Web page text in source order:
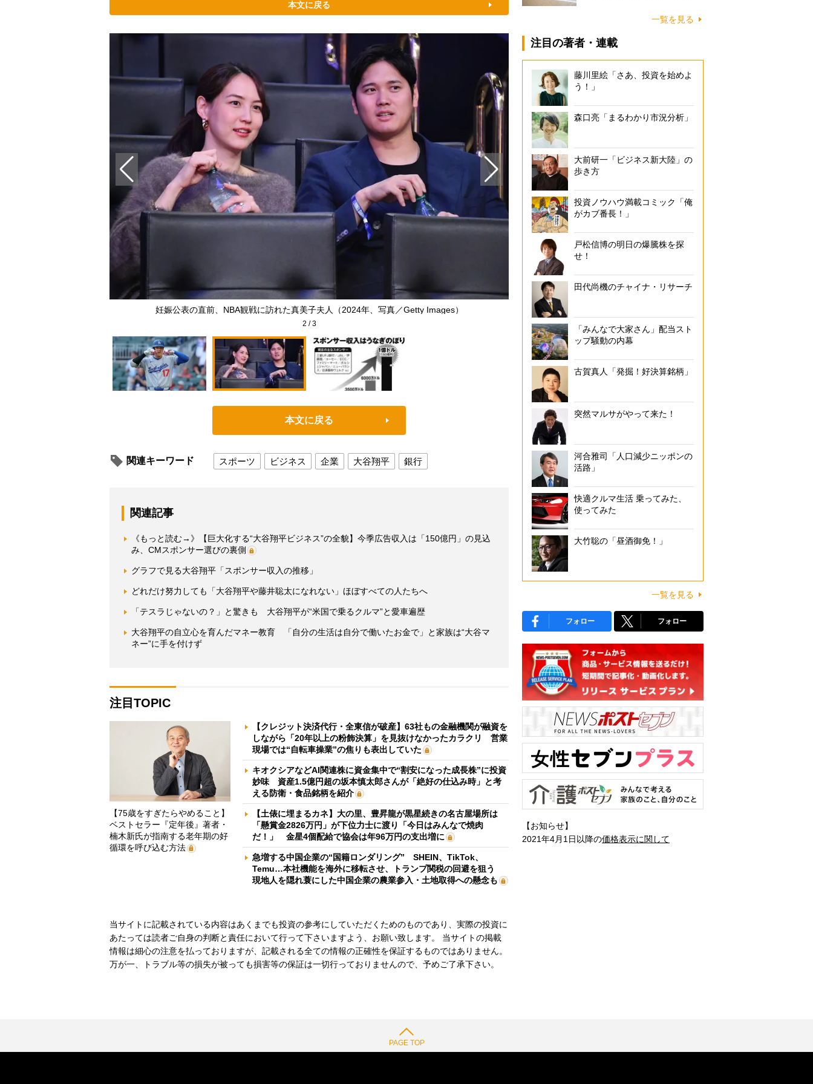
本文に戻る
妊娠公表の直前、NBA観戦に訪れた真美子夫人（2024年、写真／Getty Images）
2 /3
本文に戻る
関連キーワード スポーツ ビジネス 企業 大谷翔平 銀行
関連記事
《もっと読む→》【巨大化する“大谷翔平ビジネス”の全貌】今季広告収入は「150億円」の見込
み、CMスポンサー選びの裏側
グラフで見る大谷翔平「スポンサー収入の推移」
どれだけ努力しても「大谷翔平や藤井聡太になれない」ほぼすべての人たちへ
「テスラじゃないの？」と驚きも 大谷翔平が“米国で乗るクルマ”と愛車遍歴
大谷翔平の自立心を育んだマネー教育 「自分の生活は自分で働いたお金で」と家族は“大谷マ
ネー”に手を付けず
注目TOPIC
【75歳をすぎたらやめること】
ベストセラー『定年後』著者・
楠木新氏が指南する老年期の好
循環を呼び込む方法
【クレジット決済代行・全東信が破産】63社もの金融機関が融資を
しながら「20年以上の粉飾決算」を見抜けなかったカラクリ 営業
現場では“自転車操業”の焦りも表出していた
キオクシアなどAI関連株に資金集中で“割安になった成長株”に投資
妙味 資産1.5億円超の坂本慎太郎さんが「絶好の仕込み時」と考
える防衛・食品銘柄を紹介
【土俵に埋まるカネ】大の里、豊昇龍が黒星続きの名古屋場所は
「懸賞金2826万円」が下位力士に渡り「今日はみんなで焼肉
だ！」 金星4個配給で協会は年96万円の支出増に
急増する中国企業の“国籍ロンダリング” SHEIN、TikTok、
Temu…本社機能を海外に移転させ、トランプ関税の回避を狙う
現地人を隠れ蓑にした中国企業の農業参入・土地取得への懸念も
当サイトに記載されている内容はあくまでも投資の参考にしていただくためのものであり、実際の投資に
あたっては読者ご自身の判断と責任において行って下さいますよう、お願い致します。 当サイトの掲載
情報は細心の注意を払っておりますが、記載される全ての情報の正確性を保証するものではありません。
万が一、トラブル等の損失が被っても損害等の保証は一切行っておりませんので、予めご了承下さい。
一覧を見る
注目の著者・連載
藤川里絵「さあ、投資を始めよ
う！」
森口亮「まるわかり市況分析」
大前研一「ビジネス新大陸」の
歩き方
投資ノウハウ満載コミック「俺
がカブ番長！」
戸松信博の明日の爆騰株を探
せ！
田代尚機のチャイナ・リサーチ
「みんなで大家さん」配当スト
ップ騒動の内幕
古賀真人「発掘！好決算銘柄」
突然マルサがやって来た！
河合雅司「人口減少ニッポンの
活路」
快適クルマ生活 乗ってみた、
使ってみた
大竹聡の「昼酒御免！」
一覧を見る
フォロー フォロー
【お知らせ】
2021年4月1日以降の価格表示に関して
PAGE TOP